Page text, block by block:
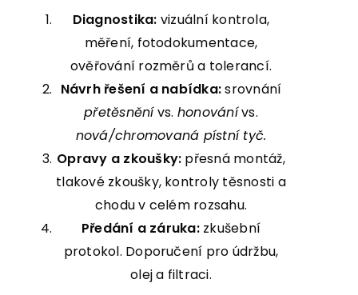
Diagnostika: vizuální kontrola,
měření, fotodokumentace,
ověřování rozměrů a tolerancí.
Návrh řešení a nabídka:srovnání
přetěsněnívs. honovánívs.
nová/chromovaná pístní tyč.
Opravy a zkoušky: přesná montáž,
tlakové zkoušky, kontroly těsnosti a
chodu v celém rozsahu.
Předání a záruka:zkušební
protokol. Doporučení pro údržbu,
olej a filtraci.